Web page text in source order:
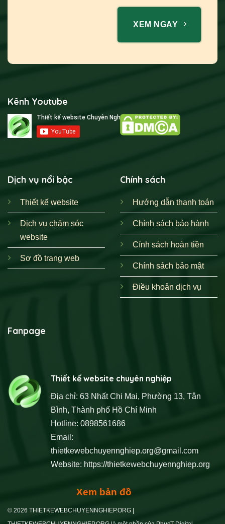
XEM NGAY
Kênh Youtube
Dịch vụ nổi bậc
Thiết kế website
Dịch vụ chăm sóc
website
Sơ đồ trang web
Chính sách
Hướng dẫn thanh toán
Chính sách bảo hành
Cính sách hoàn tiền
Chính sách bảo mật
Điều khoản dịch vụ
Fanpage
Thiết kế website chuyên nghiệp
Địa chỉ: 63 Nhất Chi Mai, Phường 13, Tân
Bình, Thành phố Hồ Chí Minh
Hotline: 0898561686
Email:
thietkewebchuyennghiep.org@gmail.com
Website: https://thietkewebchuyennghiep.org
Xem bản đồ
© 2026 THIETKEWEBCHUYENNGHIEP.ORG |